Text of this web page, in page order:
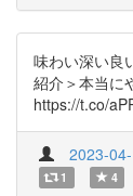
味わい深い良
紹介＞本当に
https://t.co/
2023-
1 4